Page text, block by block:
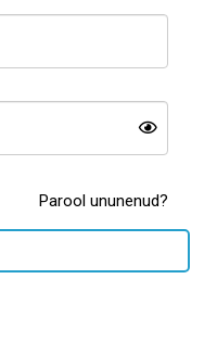
Kiire tarne ja
Parool ununenud?